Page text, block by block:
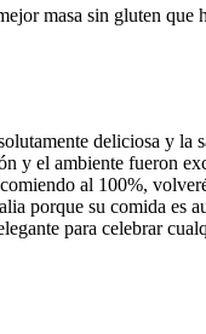
masa sin gluten que
deliciosa y la
y el ambiente fueron
al 100%,
porque su comida es
para celebrar